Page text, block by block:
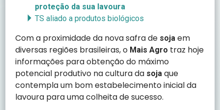
proteção da sua lavoura
TS aliado a produtos biológicos
Com a proximidade da nova safra de soja em
diversas regiões brasileiras, o Mais Agro traz hoje
informações para obtenção do máximo
potencial produtivo na cultura da soja que
contempla um bom estabelecimento inicial da
lavoura para uma colheita de sucesso.